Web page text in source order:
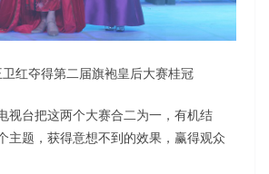
红夺得第二届旗袍皇后大赛桂冠
视台把这两个大赛合二为一，有机结
主题，获得意想不到的效果，赢得观众